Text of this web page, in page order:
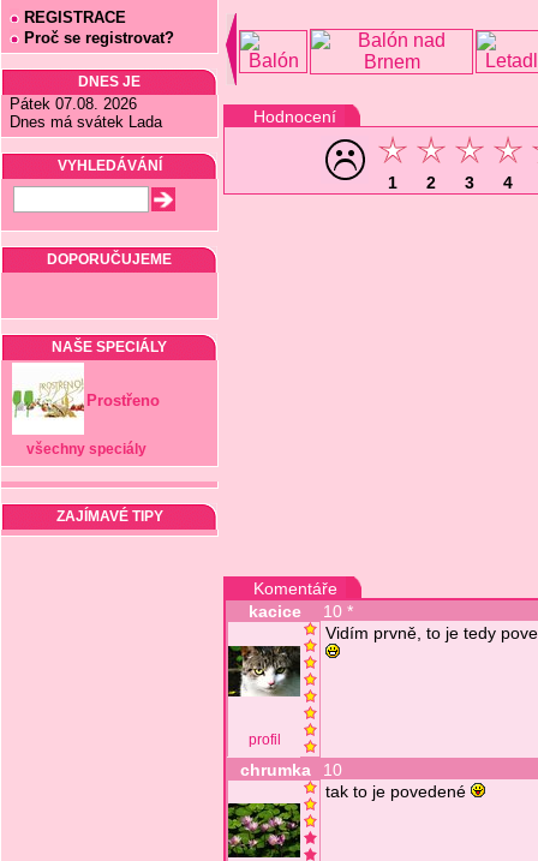
REGISTRACE
Proč se registrovat?
DNES JE
Pátek 07.08. 2026
Dnes má svátek Lada
VYHLEDÁVÁNÍ
DOPORUČUJEME
NAŠE SPECIÁLY
Prostřeno
všechny speciály
ZAJÍMAVÉ TIPY
Hodnocení
1 2 3 4
Komentáře
kacice
10 *
profil
Vidím prvně, to je tedy
chrumka 10
tak to je povedené